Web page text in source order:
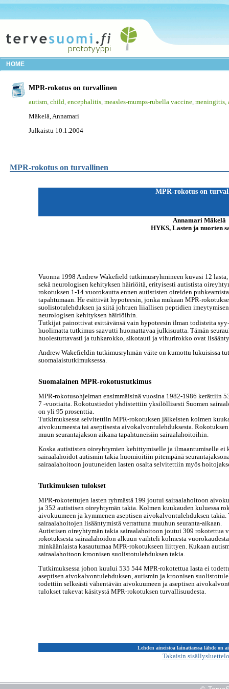
HOME
MPR-rokotus on turvallinen
autism child encephalitis measles-mumps-rubella vaccine meningitis,
Mäkelä, Annamari
Julkaistu 10.1.2004
MPR-rokotus on turvallinen
MPR-rokotus on
Annamari Mäkelä
HYKS, Lasten ja nuorten
Vuonna 1998 Andrew Wakefield tutkimusryhmineen kuvasi 12
sekä neurologisen kehityksen häiriöitä, erityisesti autistista
rokotuksen 1-14 vuorokautta ennen autististen oireiden
tapahtumaan. He esittivät hypoteesin, jonka mukaan MPR-
suolistotulehduksen ja siitä johtuen liiallisen peptidien
neurologisen kehityksen häiriöihin.
Tutkijat painottivat esittävänsä vain hypoteesin ilman todisteita
huolimatta tutkimus saavutti huomattavaa julkisuutta. Tämän
huolestuttavasti ja tuhkarokko, sikotauti ja vihurirokko ovat
Andrew Wakefieldin tutkimusryhmän väite on kumottu lukuisissa
suomalaistutkimuksessa.
Suomalainen MPR-rokotustutkimus
MPR-rokotusohjelman ensimmäisinä vuosina 1982-1986 kerättiin
7 -vuotiaita. Rokotustiedot yhdistettiin yksilöllisesti Suomen
on yli 95 prosenttia.
Tutkimuksessa selvitettiin MPR-rokotuksen jälkeisten kolmen
aivokuumeesta tai aseptisesta aivokalvontulehduksesta.
muun seurantajakson aikana tapahtuneisiin sairaalahoitoihin.
Koska autististen oireyhtymien kehittymiselle ja ilmaantumiselle ei
sairaalahoidot autismin takia huomioitiin pitempänä
sairaalahoitoon joutuneiden lasten osalta selvitettiin myös
Tutkimuksen tulokset
MPR-rokotettujen lasten ryhmästä 199 joutui sairaalahoitoon
ja 352 autistisen oireyhtymän takia. Kolmen kuukauden kuluessa
aivokuumeen ja kymmenen aseptisen aivokalvontulehduksen
sairaalahoitojen lisääntymistä verrattuna muuhun seuranta-aikaan.
Autistisen oireyhtymän takia sairaalahoitoon joutui 309 rokotettua
rokotuksesta sairaalahoidon alkuun vaihteli kolmesta
minkäänlaista kasautumaa MPR-rokotukseen liittyen. Kukaan
sairaalahoitoon kroonisen suolistotulehduksen takia.
Tutkimuksessa johon kuului 535 544 MPR-rokotettua lasta ei
aseptisen aivokalvontulehduksen, autismin ja kroonisen
todettiin selkeästi vähentävän aivokuumeen ja aseptisen
tulokset tukevat käsitystä MPR-rokotuksen turvallisuudesta.
Lehden aineistoa lainattaessa lähde on
Takaisin